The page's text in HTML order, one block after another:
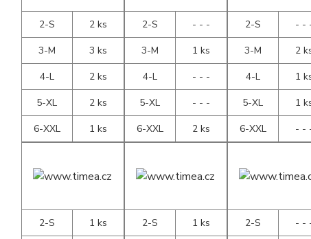
2-S
2 ks
3-M
3 ks
4-L
2 ks
5-XL
2 ks
6-XXL
1 ks
2-S
- - -
3-M
1 ks
4-L
- - -
5-XL
- - -
6-XXL
2 ks
2-S
- -
3-M
2
4-L
1
5-XL
1
6-XXL
- -
2-S
1 ks
2-S
1 ks
2-S
- -